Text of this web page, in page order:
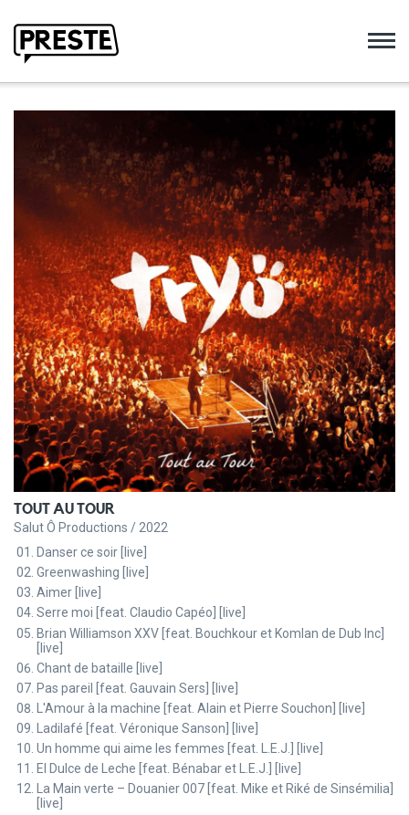
TOUT AU TOUR
Salut Ô Productions / 2022
Danser ce soir [live]
Greenwashing [live]
Aimer [live]
Serre moi [feat. Claudio Capéo] [live]
Brian Williamson XXV [feat. Bouchkour et Komlan de Dub Inc]
[live]
Chant de bataille [live]
Pas pareil [feat. Gauvain Sers] [live]
L'Amour à la machine [feat. Alain et Pierre Souchon] [live]
Ladilafé [feat. Véronique Sanson] [live]
Un homme qui aime les femmes [feat. L.E.J.] [live]
El Dulce de Leche [feat. Bénabar et L.E.J.] [live]
La Main verte – Douanier 007 [feat. Mike et Riké de Sinsémilia]
[live]